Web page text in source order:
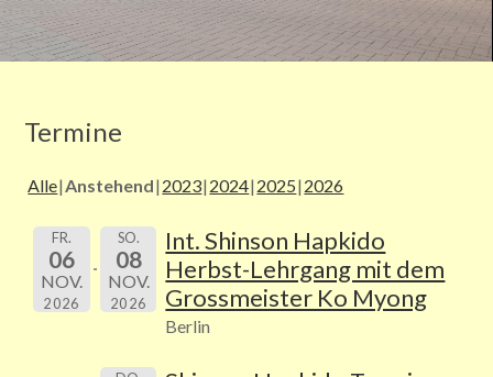
Termine
Alle Anstehend 2023 2024 2025 2026
FR.
06
NOV.
2026
SO.
08
NOV.
2026
Int. Shinson Hapkido
Herbst-Lehrgang mit dem
Grossmeister Ko Myong
Berlin